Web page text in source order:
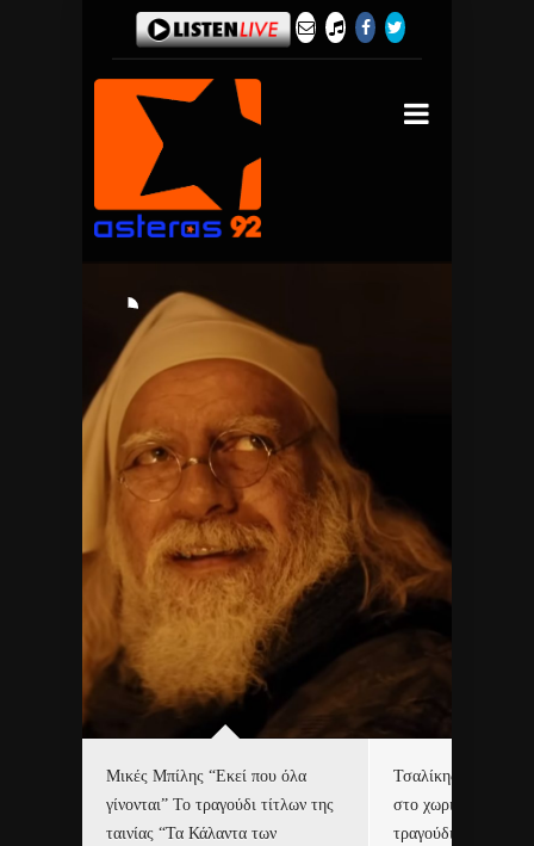
Μικές Μπίλης “Εκεί που όλα
γίνονται” Το τραγούδι τίτλων της
ταινίας “Τα Κάλαντα των
Τσαλίκης,
στο χωριό του Άι
τραγούδι και video